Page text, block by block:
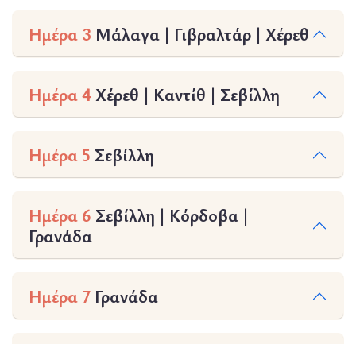
Ημέρα 3 Μάλαγα | Γιβραλτάρ | Χέρεθ
Ημέρα 4Χέρεθ | Καντίθ | Σεβίλλη
Ημέρα 5 Σεβίλλη
Ημέρα 6 Σεβίλλη | Κόρδοβα |
Γρανάδα
Ημέρα 7 Γρανάδα